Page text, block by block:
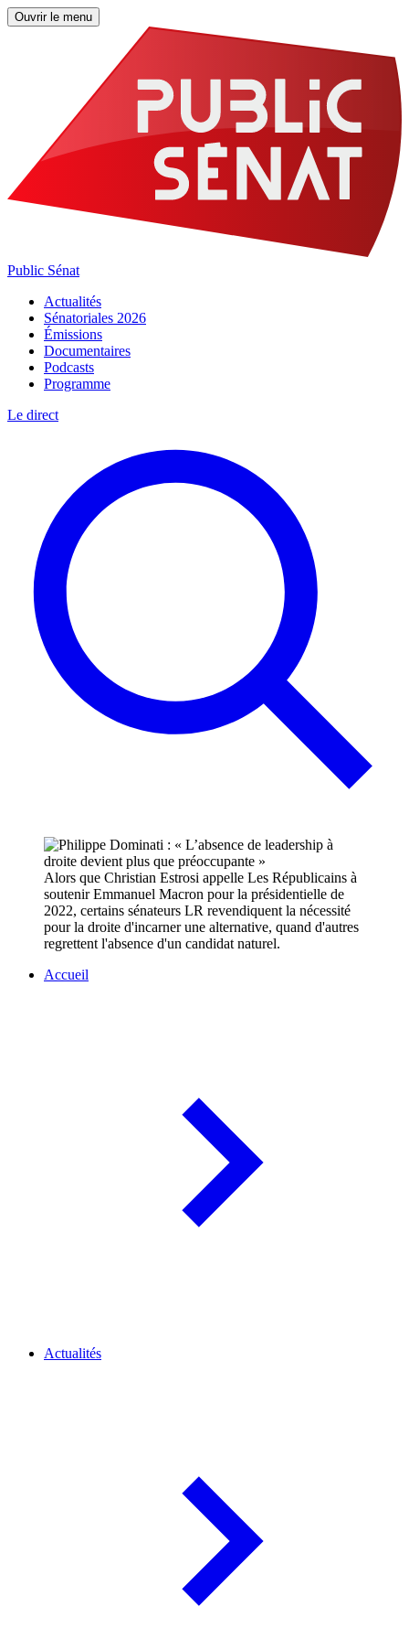
Ouvrir le menu
Public Sénat
Actualités
Sénatoriales 2026
Émissions
Documentaires
Podcasts
Programme
Le direct
Alors que Christian Estrosi appelle Les Républicains à
soutenir Emmanuel Macron pour la présidentielle de
2022, certains sénateurs LR revendiquent la nécessité
pour la droite d'incarner une alternative, quand d'autres
regrettent l'absence d'un candidat naturel.
Accueil
Actualités